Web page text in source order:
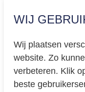
WIJ
Wij plaatsen
website. Zo
verbeteren. Klik
beste
Privacy
Cookieverklaring